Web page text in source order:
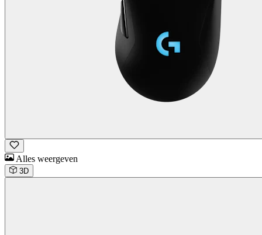
Alles weergeven
3D